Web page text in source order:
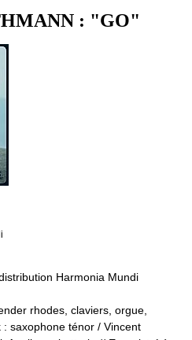
: "GO"
Harmonia Mundi
rhodes, claviers, orgue,
saxophone ténor / Vincent